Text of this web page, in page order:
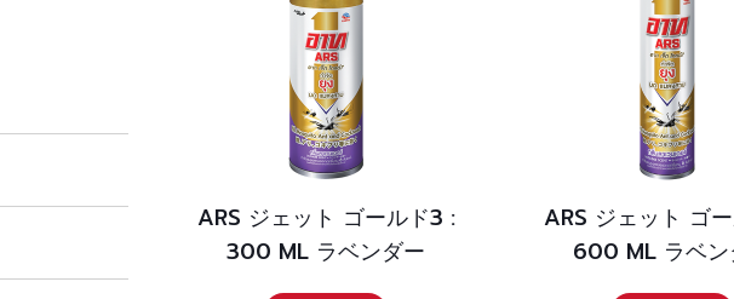
ARS ジェット ゴールド3 :
300 ML ラベンダー
ARS ジェット ゴ
600 ML ラベン